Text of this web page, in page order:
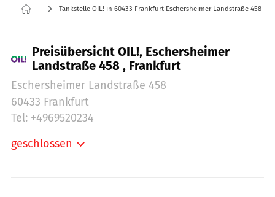
Tankstelle OIL! in 60433 Frankfurt Eschersheimer Landstraße 458
Preisübersicht OIL!, Eschersheimer
Landstraße 458 , Frankfurt
Eschersheimer Landstraße 458
60433 Frankfurt
Tel: +4969520234
geschlossen